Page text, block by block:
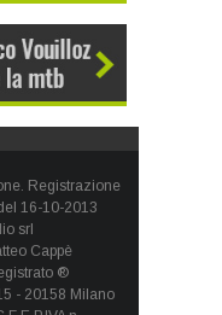
Registrazione
16-10-2013
srl
Cappè
®
- 20158 Milano